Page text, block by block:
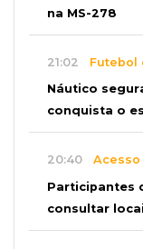
na MS-278
21:02 Futebol
Náutico
conquista o
20:40 Acesso
Participantes
consultar